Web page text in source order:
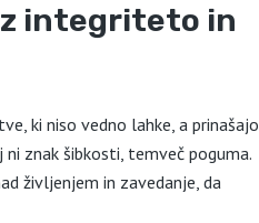
integriteto in
ki niso vedno lahke, a prinašajo
znak šibkosti, temveč poguma.
življenjem in zavedanje, da